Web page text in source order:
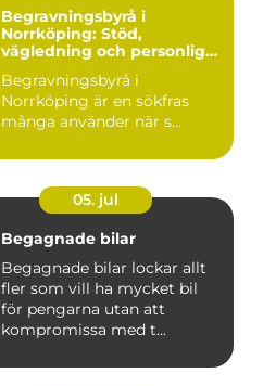
Begravningsbyrå i
Norrköping: Stöd,
vägledning och personliga
Begravningsbyrå i
Norrköping är en sökfras
många använder när s...
05. jul
Begagnade bilar
Begagnade bilar lockar allt
fler som vill ha mycket bil
för pengarna utan att
kompromissa med t...